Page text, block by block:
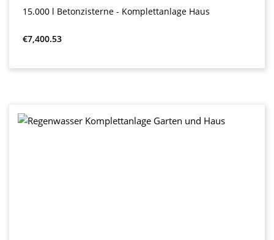
15.000 l Betonzisterne - Komplettanlage Haus
Regular price:
€7,400.53